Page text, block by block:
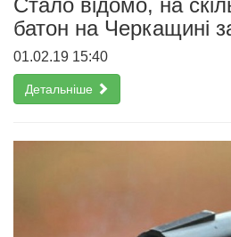
Стало відомо, на
батон на Черкащині
01.02.19 15:40
Детальніше